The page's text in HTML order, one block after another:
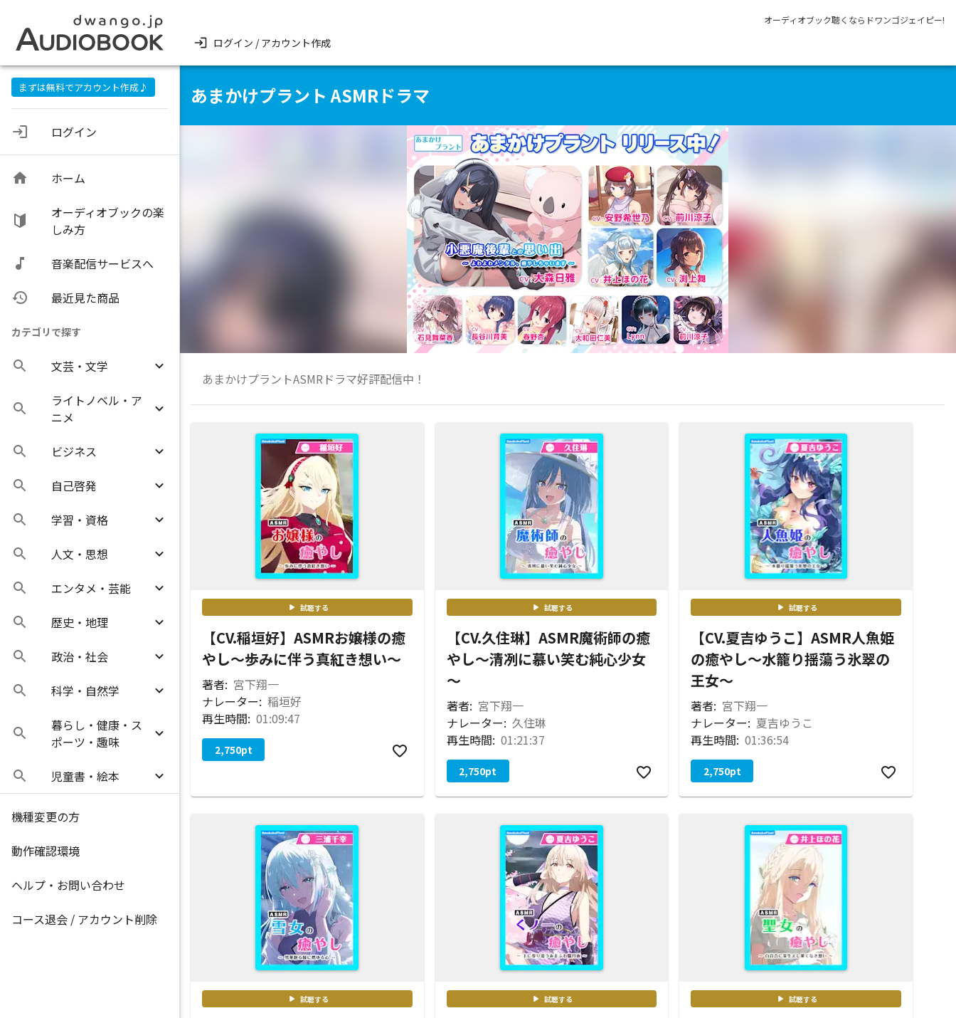
オーディオブック聴くならドワンゴジェイピー!
ログイン / アカウント作成
まずは無料でアカウント作成♪
ログイン
ホーム
オーディオブックの楽
しみ方
音楽配信サービスへ
最近見た商品
カテゴリで探す
文芸・文学
ライトノベル・ア
ニメ
ビジネス
自己啓発
学習・資格
人文・思想
エンタメ・芸能
歴史・地理
政治・社会
科学・自然学
暮らし・健康・ス
ポーツ・趣味
児童書・絵本
機種変更の方
動作確認環境
ヘルプ・お問い合わせ
コース退会 / アカウント削除
あまかけプラント ASMRドラマ
あまかけプラントASMRドラマ好評配信中！
試聴する
【CV.稲垣好】ASMRお嬢様の癒
やし～歩みに伴う真紅き想い～
著者: 宮下翔一
ナレーター: 稲垣好
再生時間: 01:09:47
2,750pt
試聴する
【CV.久住琳】ASMR魔術師の癒
やし～清冽に慕い笑む純心少女
～
著者: 宮下翔一
ナレーター: 久住琳
再生時間: 01:21:37
2,750pt
試聴する
【CV.夏吉ゆうこ】ASMR人魚姫
の癒やし～水籠り揺蕩う氷翠の
王女～
著者: 宮下翔一
ナレーター: 夏吉ゆうこ
再生時間: 01:36:54
2,750pt
試聴する 試聴する 試聴する